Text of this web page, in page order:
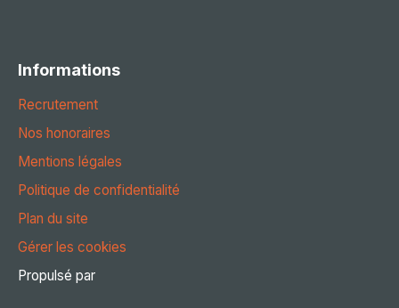
Informations
Recrutement
Nos honoraires
Mentions légales
Politique de confidentialité
Plan du site
Gérer les cookies
Propulsé par